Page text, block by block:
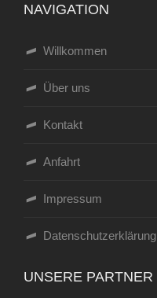
NAVIGATION
Willkommen
Über uns
Kontakt
Anfahrt
Impressum
Datenschutzerklärung
UNSERE PARTNER